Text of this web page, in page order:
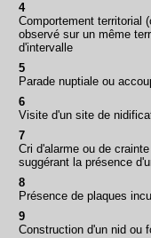
4
Comportement territorial
observé sur un même
d'intervalle
5
Parade nuptiale ou
6
Visite d'un site de
7
Cri d'alarme ou de
suggérant la présence
8
Présence de plaques
9
Construction d'un nid ou